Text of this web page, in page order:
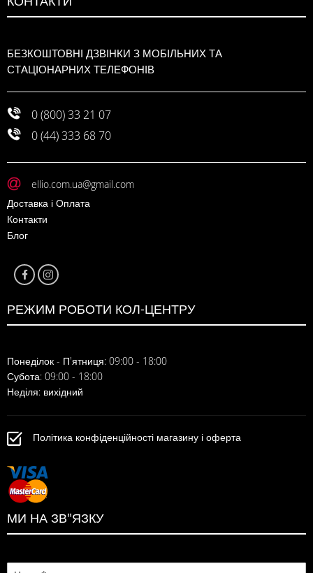
БЕЗКОШТОВНІ ДЗВІНКИ З МОБІЛЬНИХ ТА
СТАЦІОНАРНИХ ТЕЛЕФОНІВ
0 (800) 33 21 07
0 (44) 333 68 70
ellio.com.ua@gmail.com
Доставка і Оплата
Контакти
Блог
РЕЖИМ РОБОТИ КОЛ-ЦЕНТРУ
Понеділок - П'ятниця: 09:00 - 18:00
Субота: 09:00 - 18:00
Неділя: вихідний
Політика конфіденційності магазину і оферта
МИ НА ЗВ"ЯЗКУ